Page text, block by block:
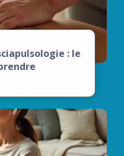
: le